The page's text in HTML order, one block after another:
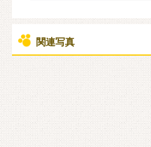
関連写真